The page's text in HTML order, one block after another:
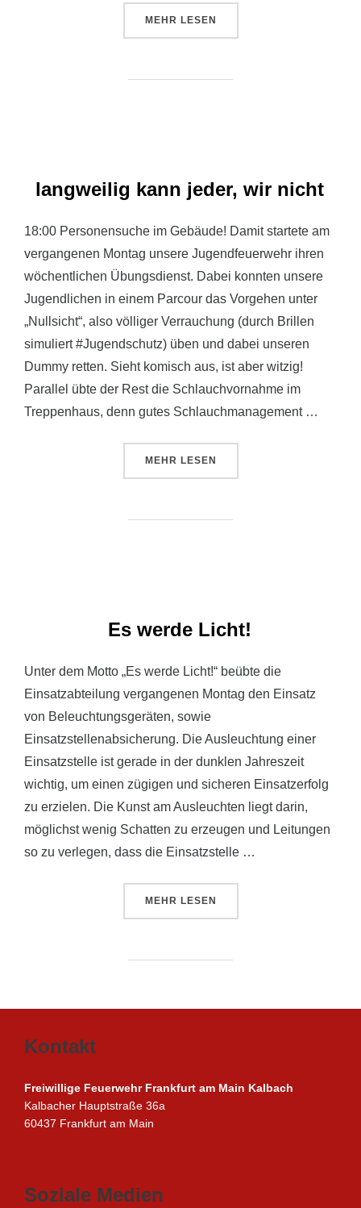
MEHR ÜBER „FEUER IM REWE
LESEN
langweilig kann jeder, wir nicht
18:00 Personensuche im Gebäude! Damit startete am
vergangenen Montag unsere Jugendfeuerwehr ihren
wöchentlichen Übungsdienst. Dabei konnten unsere
Jugendlichen in einem Parcour das Vorgehen unter
„Nullsicht“, also völliger Verrauchung (durch Brillen
simuliert #Jugendschutz) üben und dabei unseren
Dummy retten. Sieht komisch aus, ist aber witzig!
Parallel übte der Rest die Schlauchvornahme im
Treppenhaus, denn gutes Schlauchmanagement …
MEHR ÜBER „LANGWEILIG KANN
LESEN
Es werde Licht!
Unter dem Motto „Es werde Licht!“ beübte die
Einsatzabteilung vergangenen Montag den Einsatz
von Beleuchtungsgeräten, sowie
Einsatzstellenabsicherung. Die Ausleuchtung einer
Einsatzstelle ist gerade in der dunklen Jahreszeit
wichtig, um einen zügigen und sicheren Einsatzerfolg
zu erzielen. Die Kunst am Ausleuchten liegt darin,
möglichst wenig Schatten zu erzeugen und Leitungen
so zu verlegen, dass die Einsatzstelle …
MEHR ÜBER „ES WERDE LICHT!“
LESEN
Kontakt
Freiwillige Feuerwehr Frankfurt am Main Kalbach
Kalbacher Hauptstraße 36a
60437 Frankfurt am Main
Soziale Medien